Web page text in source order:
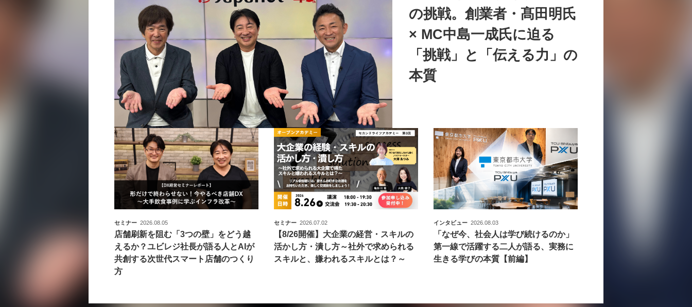
の挑戦。創業者・髙田明氏
× MC中島一成氏に迫る
「挑戦」と「伝える力」の
本質
セミナー 2026.08.05
店舗刷新を阻む「3つの壁」をどう越
えるか？ユビレジ社長が語る人とAIが
共創する次世代スマート店舗のつくり
方
セミナー 2026.07.02
【8/26開催】大企業の経営・スキルの
活かし方・潰し方～社外で求められる
スキルと、嫌われるスキルとは？～
インタビュー 2026.08.03
「なぜ今、社会人は学び続けるのか」
第一線で活躍する二人が語る、実務に
生きる学びの本質【前編】